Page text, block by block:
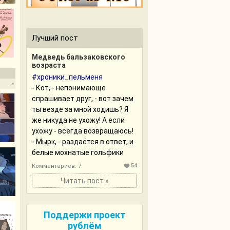
»
Лучший пост
Медведь бальзаковского
возраста
#хроники_пельменя
- Кот, - непонимающе
спрашивает друг, - вот зачем
ты везде за мной ходишь? Я
же никуда не ухожу! А если
ухожу - всегда возвращаюсь!
- Мырк, - раздаётся в ответ, и
белые мохнатые гольфики
делают тыгыдык-тыгыдык, в
очередной раз сопровождая
друга до ванной.
Он ходит за хозяином везде.
Куда бы друг ни пошёл -
котодитачка бежит вперёд
Комментариев: 7 54
Читать пост »
Поддержи проект
рублём